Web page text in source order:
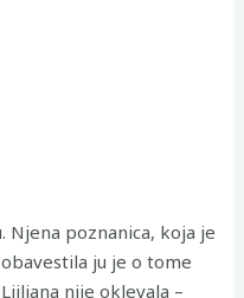
Njena poznanica, koja je
ju je o tome
nije oklevala –